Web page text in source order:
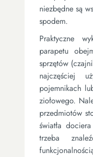
niezbędne są
spodem.
Praktyczne
parapetu
sprzętów
najczęściej
pojemnikach
ziołowego.
przedmiotów
światła
trzeba